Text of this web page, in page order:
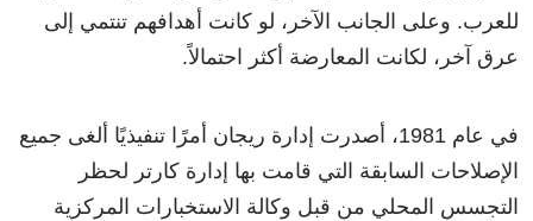
للعرب. وعلى الجانب الآخر، لو كانت أهدافهم تنتمي إلى
عرق آخر، لكانت المعارضة أكثر احتمالاً.
في عام 1981، أصدرت إدارة ريجان أمرًا تنفيذيًا ألغى جميع
الإصلاحات السابقة التي قامت بها إدارة كارتر لحظر
التجسس المحلي من قبل وكالة الاستخبارات المركزية